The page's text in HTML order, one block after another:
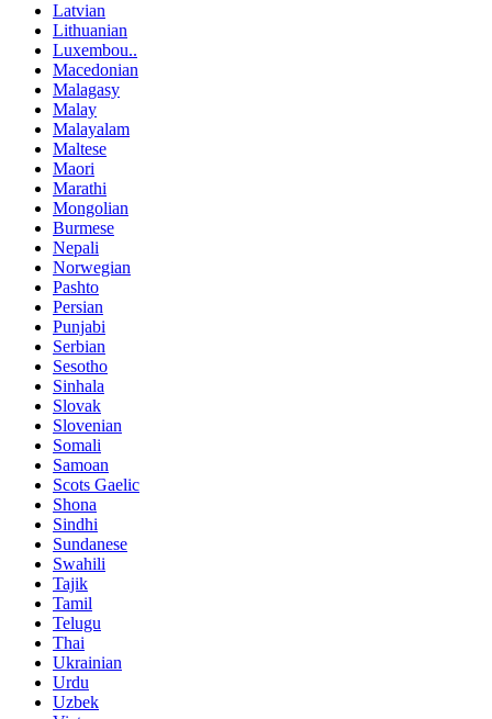
Latvian
Lithuanian
Luxembou..
Macedonian
Malagasy
Malay
Malayalam
Maltese
Maori
Marathi
Mongolian
Burmese
Nepali
Norwegian
Pashto
Persian
Punjabi
Serbian
Sesotho
Sinhala
Slovak
Slovenian
Somali
Samoan
Scots Gaelic
Shona
Sindhi
Sundanese
Swahili
Tajik
Tamil
Telugu
Thai
Ukrainian
Urdu
Uzbek